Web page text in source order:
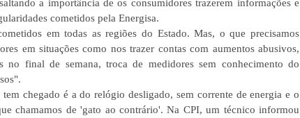
a importância de os consumidores trazerem informações e
cometidos pela Energisa.
em todas as regiões do Estado. Mas, o que precisamos
em situações como nos trazer contas com aumentos abusivos,
no final de semana, troca de medidores sem conhecimento do
chegado é a do relógio desligado, sem corrente de energia e o
chamamos de 'gato ao contrário'. Na CPI, um técnico informou